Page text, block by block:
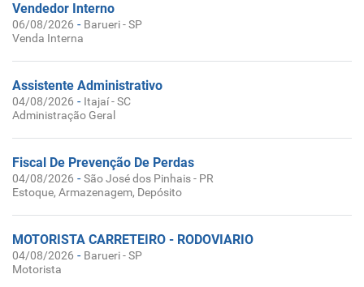
Vendedor Interno
06/08/2026 - Barueri - SP
Venda Interna
Assistente Administrativo
04/08/2026 - Itajaí - SC
Administração Geral
Fiscal De Prevenção De Perdas
04/08/2026 -São José dos Pinhais - PR
Estoque, Armazenagem, Depósito
MOTORISTA CARRETEIRO - RODOVIARIO
04/08/2026 - Barueri - SP
Motorista